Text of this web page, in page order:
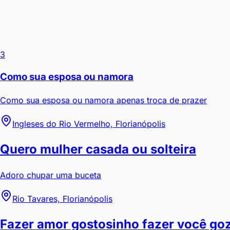
3
Como sua esposa ou namora
Como sua esposa ou namora apenas troca de prazer
Ingleses do Rio Vermelho, Florianópolis
Quero mulher casada ou solteira
Adoro chupar uma buceta
Rio Tavares, Florianópolis
Fazer amor gostosinho fazer você